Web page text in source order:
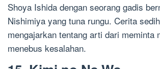
Shoya Ishida dengan seorang gadis
Nishimiya yang tuna rungu. Cerita
mengajarkan tentang arti dari meminta
menebus kesalahan.